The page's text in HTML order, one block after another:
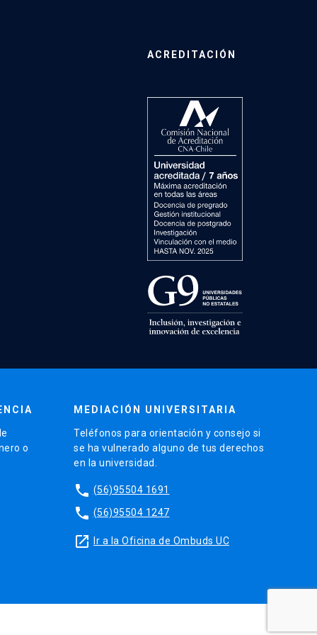
ACREDITACIÓN
o
MEDIACIÓN UNIVERSITARIA
Teléfonos para orientación y consejo si
se ha vulnerado alguno de tus derechos
en la universidad.
phone (56)95504 1691
phone (56)95504 1247
launch Ir a la Oficina de Ombuds UC